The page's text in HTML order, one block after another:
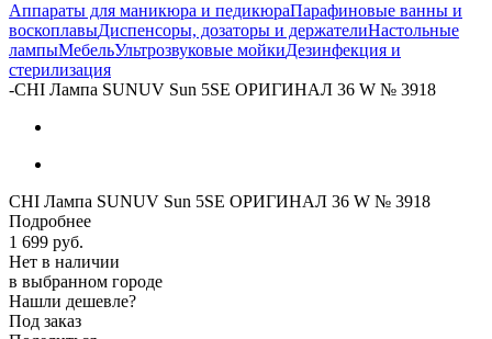
Аппараты для маникюра и педикюраПарафиновые ванны и
воскоплавыДиспенсоры, дозаторы и держателиНастольные
лампыМебельУльтрозвуковые мойкиДезинфекция и
стерилизация
-CHI Лампа SUNUV Sun 5SE ОРИГИНАЛ 36 W № 3918
CHI Лампа SUNUV Sun 5SE ОРИГИНАЛ 36 W № 3918
Подробнее
1 699 руб.
Нет в наличии
в выбранном городе
Нашли дешевле?
Под заказ